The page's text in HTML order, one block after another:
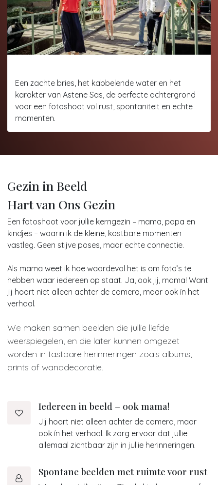
Een zachte bries, het kabbelende water en het
karakter van Astene Sas, de perfecte achtergrond
voor een fotoshoot vol rust, spontaniteit en echte
momenten.
Gezin in Beeld
Hart van Ons Gezin
Een fotoshoot voor jullie kerngezin – mama, papa en
kindjes – waarin ik de kleine, kostbare momenten
vastleg. Geen stijve poses, maar echte connectie.
Als mama weet ik hoe waardevol het is om foto’s te
hebben waar iedereen op staat. Ja, ook jij, mama! Want
jij hoort niet alleen achter de camera, maar ook ín het
verhaal.
We maken samen beelden die jullie liefde
weerspiegelen, en die later kunnen omgezet
worden in tastbare herinneringen zoals albums,
prints of wanddecoratie.
Iedereen in beeld – ook mama!
Jij hoort niet alleen achter de camera, maar
ook ín het verhaal. Ik zorg ervoor dat jullie
allemaal zichtbaar zijn in jullie herinneringen.
Spontane beelden met ruimte voor rust